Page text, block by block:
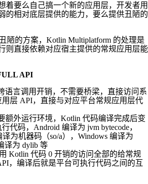
着要么自己搞一个新的应用层，开发者用
的相对底层提供的能力，要么提供丑陋的
陋的方案，Kotlin Multiplatform 的处理是
则直接依赖对应宿主提供的常规应用层能
API
语言调用开销，不需要桥梁，直接访问系
层 API，直接与对应平台常规应用层代
额外运行环境，Kotlin 代码编译完成后变
代码，Android 编译为 jvm bytecode，
为机器码（so/a），Windows 编译为
译为 dylib 等
Kotlin 代码 0 开销的访问全部的给常规
，编译后就是平台可执行代码之间的互